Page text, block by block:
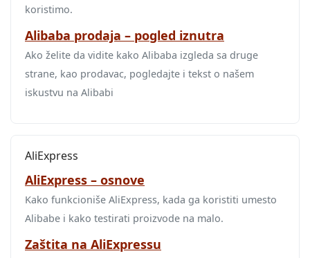
koristimo.
Alibaba prodaja – pogled iznutra
Ako želite da vidite kako Alibaba izgleda sa druge
strane, kao prodavac, pogledajte i tekst o našem
iskustvu na Alibabi
AliExpress
AliExpress – osnove
Kako funkcioniše AliExpress, kada ga koristiti umesto
Alibabe i kako testirati proizvode na malo.
Zaštita na AliExpressu